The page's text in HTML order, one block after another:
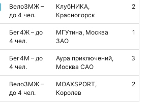
Вело3МЖ –
до 4 чел.
КлубНИКА,
Красногорск
2
Бег4Ж – до
4 чел.
МГУтина, Москва
ЗАО
1
Бег4М – до
4 чел.
Аура приключений,
Москва САО
3
Вело3МЖ –
до 4 чел.
MOAXSPORT,
Королев
2